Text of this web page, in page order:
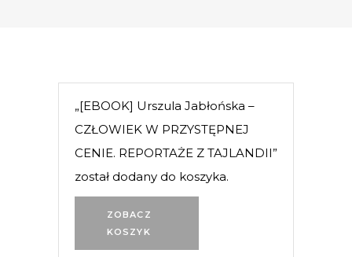
ZOBACZ
KOSZYK
„[EBOOK] Urszula Jabłońska –
CZŁOWIEK W PRZYSTĘPNEJ
CENIE. REPORTAŻE Z TAJLANDII”
został dodany do koszyka.